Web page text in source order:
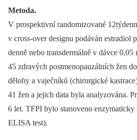
Metoda.
V prospektivní randomizované
v cross-over designu podáván estradiol
denně nebo transdermálně v dávce
45 zdravých postmenopauzálních žen
dělohy a vaječníků (chirurgické
41 žen a jejich data byla analyzována.
6 let. TFPI bylo stanoveno
ELISA test).